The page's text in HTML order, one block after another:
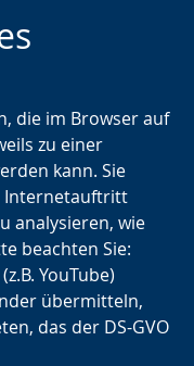
die im Browser auf
zu einer
kann. Sie
Internetauftritt
analysieren, wie
beachten Sie:
YouTube)
übermitteln,
das der DS-GVO